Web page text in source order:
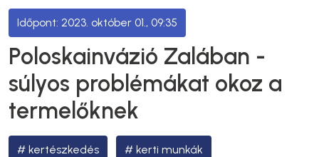
2023. október 01., 09:35
Poloskainvázió Zalában -
súlyos problémákat okoz a
termelőknek
kertészkedés kerti munkák